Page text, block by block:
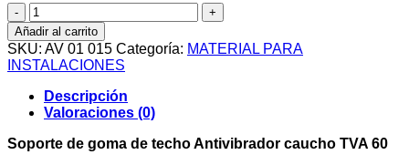
Soporte
de
goma
de
techo
Antivibrador
caucho
TVA
75
Añadir al carrito
SKU: AV 01 015 Categoría: MATERIAL PARA
INSTALACIONES
Descripción
Valoraciones (0)
Soporte de goma de techo Antivibrador caucho TVA 60